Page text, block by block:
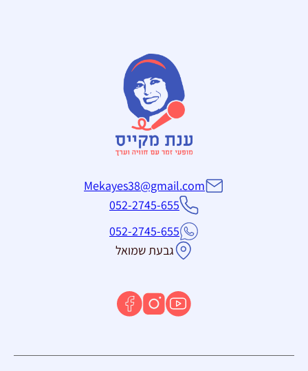
גבעת שמואל
052-2745-655
Mekayes38@gmail.com
052-2745-655